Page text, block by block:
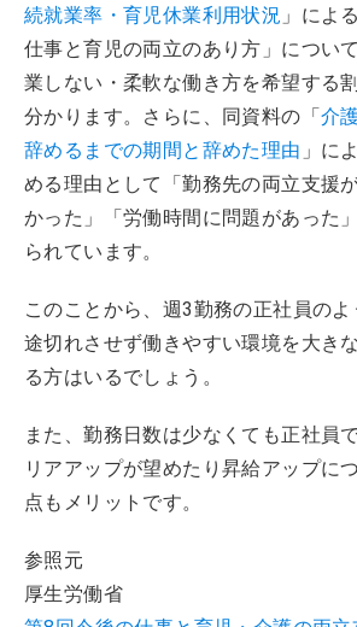
続就業率・育児休業利用状況 」によ
仕事と育児の両立のあり方」につい
業しない・柔軟な働き方を希望する
分かります。さらに、同資料の「介
辞めるまでの期間と辞めた理由 」に
める理由として「勤務先の両立支援
かった」「労働時間に問題があった
られています。
このことから、週3勤務の正社員の
途切れさせず働きやすい環境を大き
る方はいるでしょう。
また、勤務日数は少なくても正社員
リアアップが望めたり昇給アップに
点もメリットです。
参照元
厚生労働省